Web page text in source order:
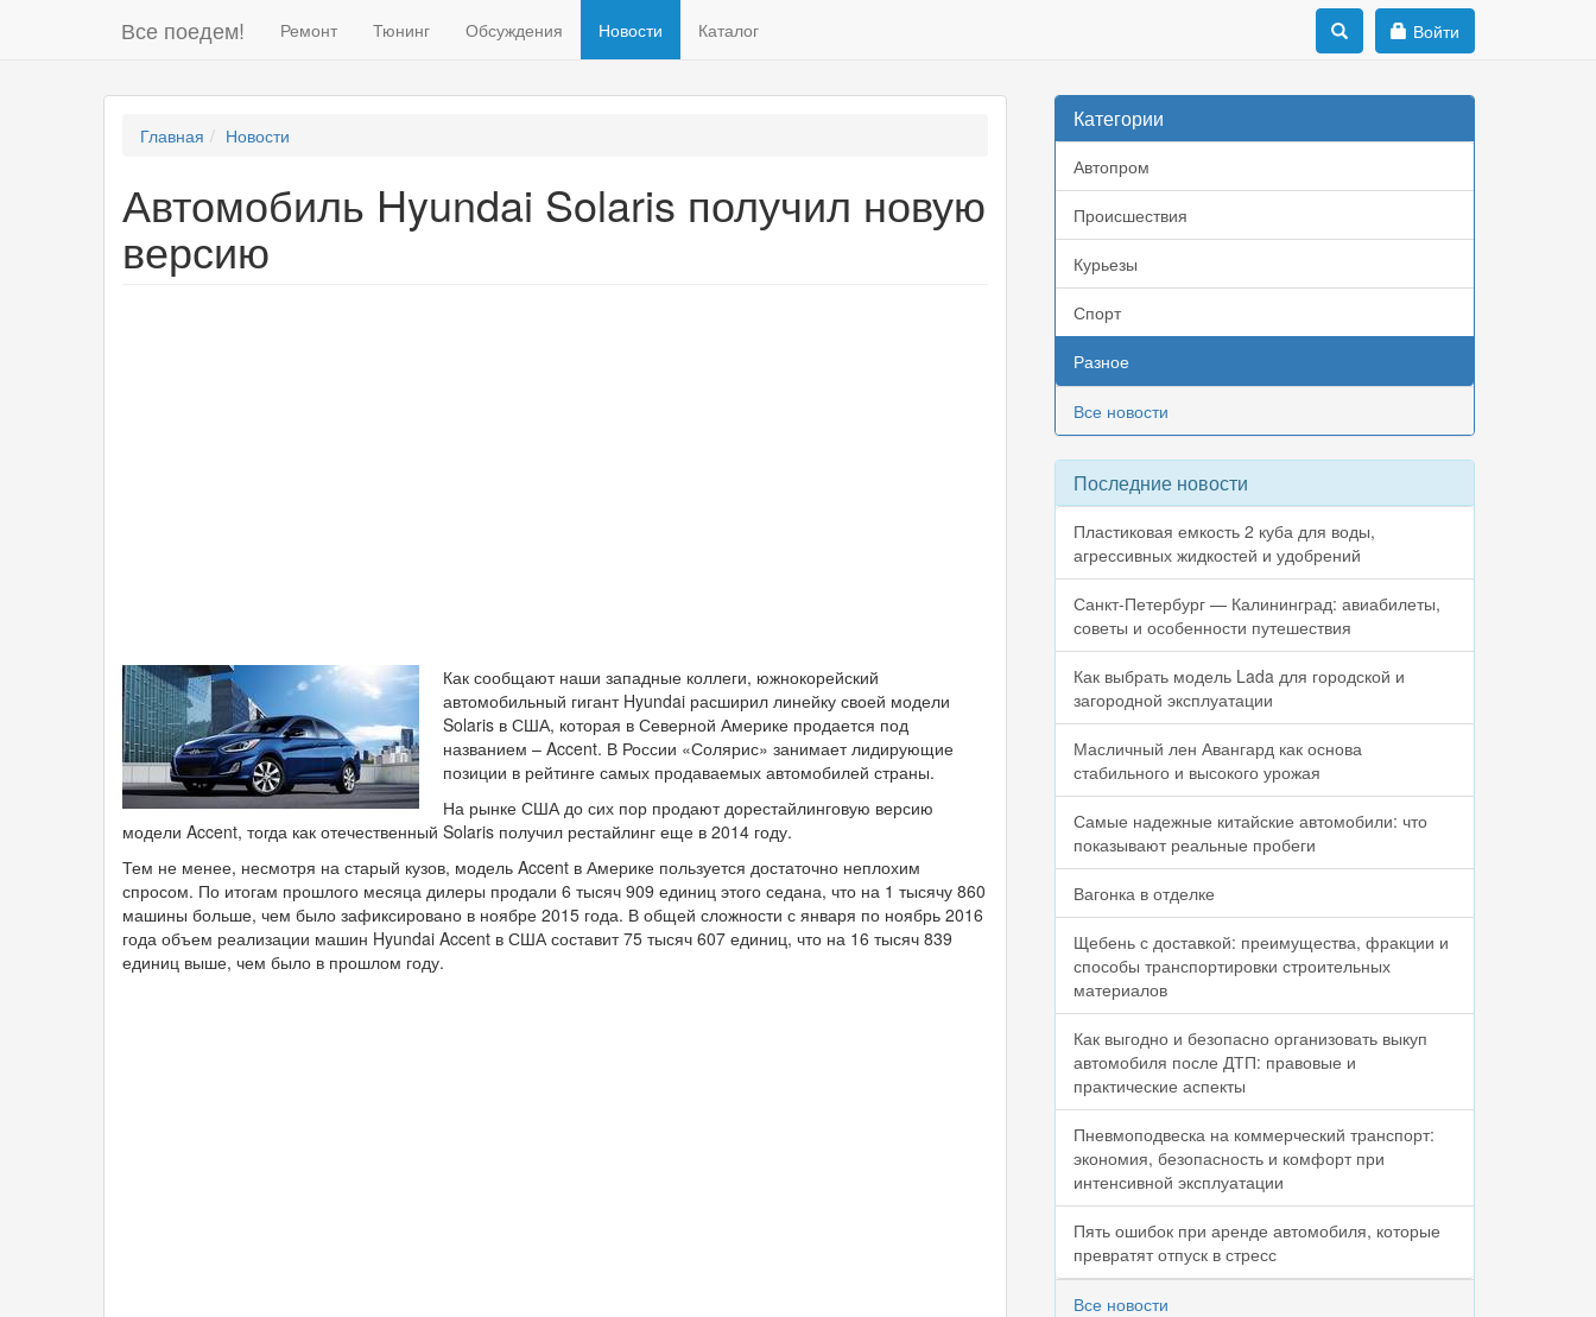
Все поедем! Ремонт Тюнинг Обсуждения Новости Каталог Войти
Главная Новости
Автомобиль Hyundai Solaris получил новую
версию
Как сообщают наши западные коллеги, южнокорейский
автомобильный гигант Hyundai расширил линейку своей модели
Solaris в США, которая в Северной Америке продается под
названием – Accent. В России «Солярис» занимает лидирующие
позиции в рейтинге самых продаваемых автомобилей страны.
На рынке США до сих пор продают дорестайлинговую версию
модели Accent, тогда как отечественный Solaris получил рестайлинг еще в 2014 году.
Тем не менее, несмотря на старый кузов, модель Accent в Америке пользуется достаточно неплохим
спросом. По итогам прошлого месяца дилеры продали 6 тысяч 909 единиц этого седана, что на 1 тысячу 860
машины больше, чем было зафиксировано в ноябре 2015 года. В общей сложности с января по ноябрь 2016
года объем реализации машин Hyundai Accent в США составит 75 тысяч 607 единиц, что на 16 тысяч 839
единиц выше, чем было в прошлом году.
Категории
Автопром
Происшествия
Курьезы
Спорт
Разное
Все новости
Последние новости
Пластиковая емкость 2 куба для воды,
агрессивных жидкостей и удобрений
Санкт-Петербург — Калининград: авиабилеты,
советы и особенности путешествия
Как выбрать модель Lada для городской и
загородной эксплуатации
Масличный лен Авангард как основа
стабильного и высокого урожая
Самые надежные китайские автомобили: что
показывают реальные пробеги
Вагонка в отделке
Щебень с доставкой: преимущества, фракции и
способы транспортировки строительных
материалов
Как выгодно и безопасно организовать выкуп
автомобиля после ДТП: правовые и
практические аспекты
Пневмоподвеска на коммерческий транспорт:
экономия, безопасность и комфорт при
интенсивной эксплуатации
Пять ошибок при аренде автомобиля, которые
превратят отпуск в стресс
Все новости